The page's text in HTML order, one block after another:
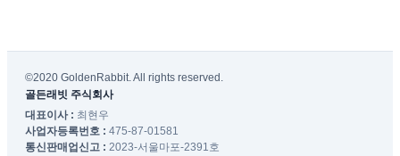
©2020 GoldenRabbit. All rights reserved.
골든래빗 주식회사
대표이사 : 최현우
사업자등록번호 : 475-87-01581
통신판매업신고 : 2023-서울마포-2391호